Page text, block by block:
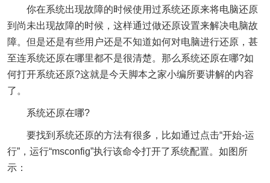
你在系统出现故障的时候使用过系统还原来将电脑还原
到尚未出现故障的时候，这样通过做还原设置来解决电脑故
障。但是还是有些用户还是不知道如何对电脑进行还原，甚
至连系统还原在哪里都不是很清楚。那么系统还原在哪?如
何打开系统还原?这就是今天脚本之家小编所要讲解的内容
了。
系统还原在哪?
要找到系统还原的方法有很多，比如通过点击“开始-运
行”，运行“msconfig”执行该命令打开了系统配置。如图所
示：